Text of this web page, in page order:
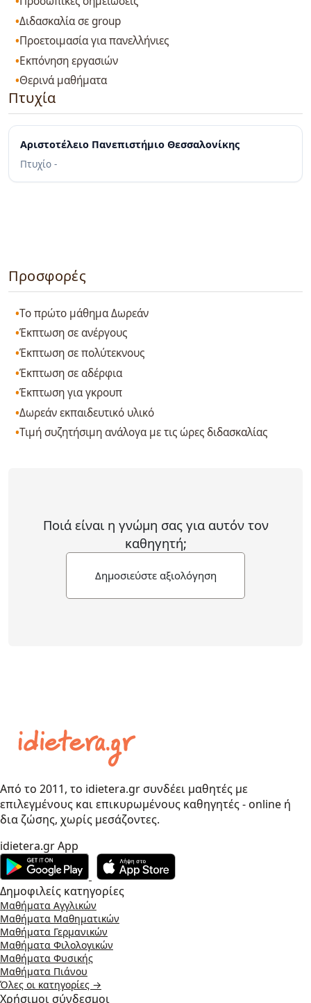
Διδασκαλία σε group
Προετοιμασία για πανελλήνιες
Εκπόνηση εργασιών
Θερινά μαθήματα
Πτυχία
Αριστοτέλειο Πανεπιστήμιο Θεσσαλονίκης
Πτυχίο -
Προσφορές
Το πρώτο μάθημα Δωρεάν
Έκπτωση σε ανέργους
Έκπτωση σε πολύτεκνους
Έκπτωση σε αδέρφια
Έκπτωση για γκρουπ
Δωρεάν εκπαιδευτικό υλικό
Τιμή συζητήσιμη ανάλογα με τις ώρες διδασκαλίας
Ποιά είναι η γνώμη σας για αυτόν τον
καθηγητή;
Δημοσιεύστε αξιολόγηση
Από το 2011, το idietera.gr συνδέει μαθητές με
επιλεγμένους και επικυρωμένους καθηγητές - online ή
δια ζώσης, χωρίς μεσάζοντες.
idietera.gr App
Δημοφιλείς κατηγορίες
Μαθήματα Αγγλικών
Μαθήματα Μαθηματικών
Μαθήματα Γερμανικών
Μαθήματα Φιλολογικών
Μαθήματα Φυσικής
Μαθήματα Πιάνου
Όλες οι κατηγορίες →
Χρήσιμοι σύνδεσμοι